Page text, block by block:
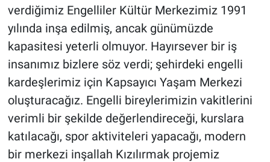
verdiğimiz Engelliler Kültür Merkezimiz 1991
yılında inşa edilmiş, ancak günümüzde
kapasitesi yeterli olmuyor. Hayırsever bir iş
insanımız bizlere söz verdi; şehirdeki engelli
kardeşlerimiz için Kapsayıcı Yaşam Merkezi
oluşturacağız. Engelli bireylerimizin vakitlerini
verimli bir şekilde değerlendireceği, kurslara
katılacağı, spor aktiviteleri yapacağı, modern
bir merkezi inşallah Kızılırmak projemiz